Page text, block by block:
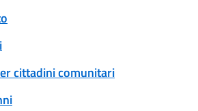
cittadini comunitari